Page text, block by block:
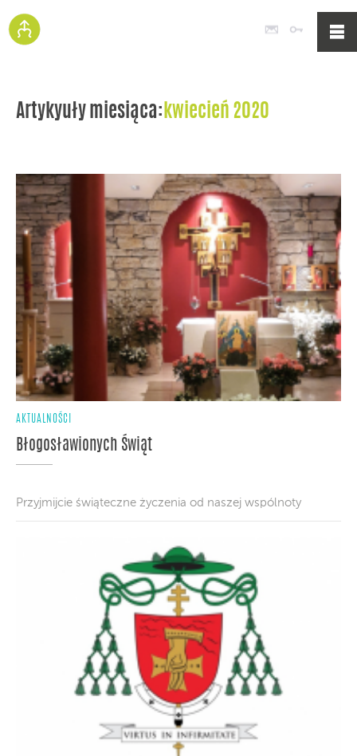
Poczta
Artykyuły miesiąca: kwiecień 2020
AKTUALNOŚCI
Błogosławionych Świąt
Przyjmijcie świąteczne życzenia od naszej wspólnoty